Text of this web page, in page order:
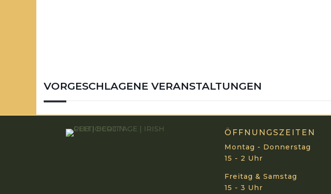
VORGESCHLAGENE VERANSTALTUNGEN
ÖFFNUNGSZEITEN
Montag - Donnerstag
15 - 2 Uhr
Freitag & Samstag
15 - 3 Uhr